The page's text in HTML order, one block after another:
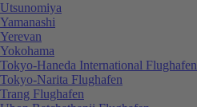
Utsunomiya
Yamanashi
Yerevan
Yokohama
Tokyo-Haneda International Flughafen
Tokyo-Narita Flughafen
Trang Flughafen